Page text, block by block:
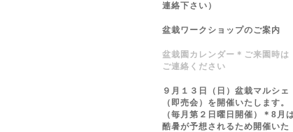
連絡下さい）
盆栽ワークショップのご案内
盆栽園カレンダー＊ご来園時は
ご連絡ください
９月１３日（日）盆栽マルシェ
（即売会）を開催いたします。
（毎月第２日曜日開催）＊8月
酷暑が予想されるため開催いた